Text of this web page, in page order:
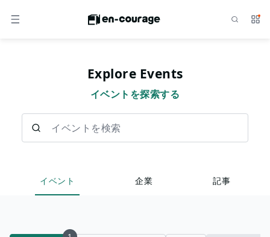
メニュー サ
Explore Events
イベントを探索する
イベント 企業 記事